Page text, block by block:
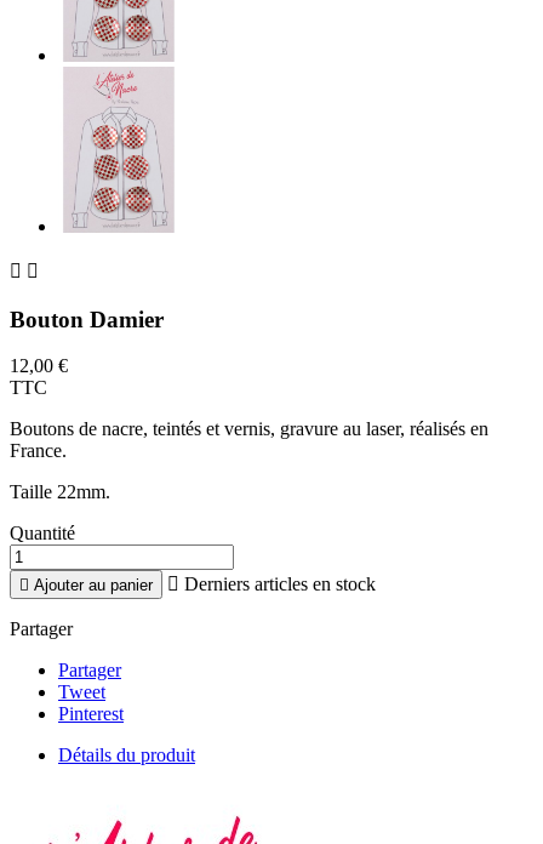
 
Bouton Damier
12,00 €
TTC
Boutons de nacre, teintés et vernis, gravure au laser, réalisés en
France.
Taille 22mm.
Quantité
 Ajouter au panier  Derniers articles en stock
Partager
Partager
Tweet
Pinterest
Détails du produit